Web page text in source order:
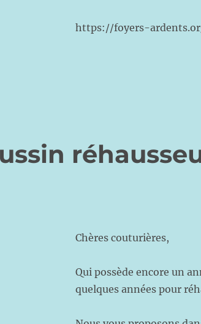
https://foyers-
Chères couturières,
Qui possède encore un
quelques années pour